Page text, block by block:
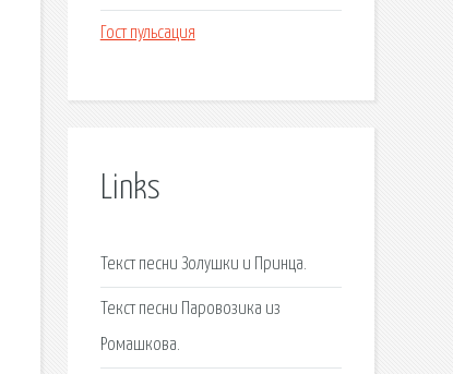
Гост пульсация
Links
Текст песни Золушки и Принца.
Текст песни Паровозика из
Ромашкова.